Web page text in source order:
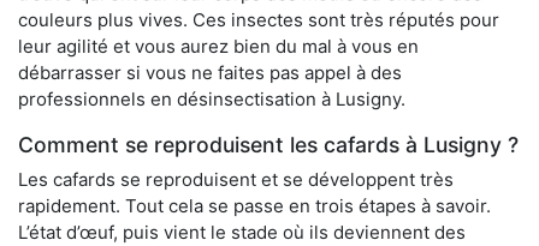
couleurs plus vives. Ces insectes sont très réputés pour
leur agilité et vous aurez bien du mal à vous en
débarrasser si vous ne faites pas appel à des
professionnels en désinsectisation à Lusigny.
Comment se reproduisent les cafards à Lusigny ?
Les cafards se reproduisent et se développent très
rapidement. Tout cela se passe en trois étapes à savoir.
L’état d’œuf, puis vient le stade où ils deviennent des